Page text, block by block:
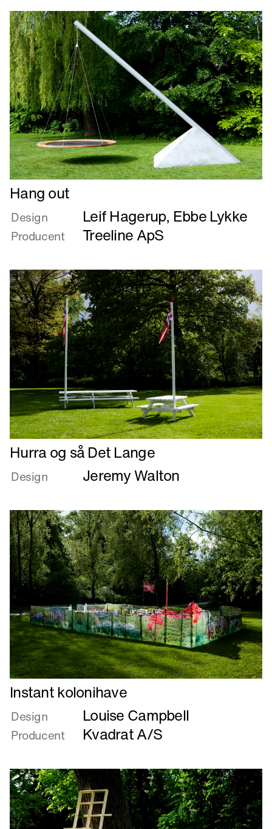
Læs
mere
om
Hang
out
Hang out
Design Leif Hagerup, Ebbe Lykke
Producent Treeline ApS
Læs
mere
om
så
Det
Lange
Hurra og så Det Lange
Design Jeremy Walton
Læs
mere
om
Instant
kolonihave
Instant kolonihave
Design Louise Campbell
Producent Kvadrat A/S